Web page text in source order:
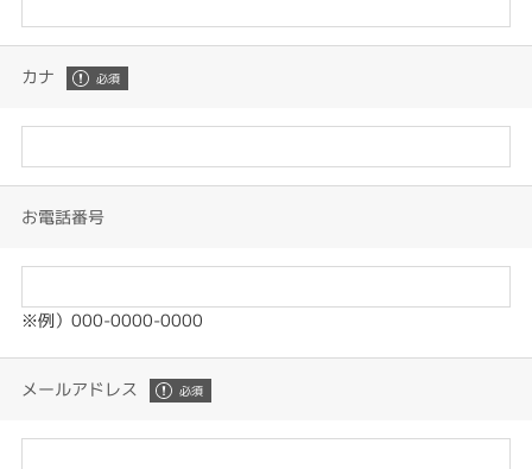
カナ
お電話番号
※例）000-0000-0000
メールアドレス